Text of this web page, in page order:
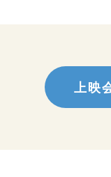
上映